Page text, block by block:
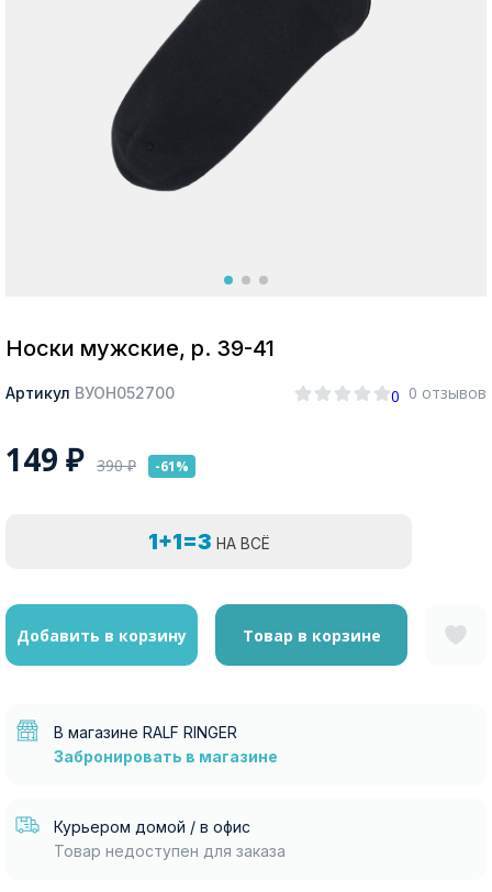
Москва
Носки мужские, р. 39-41
Артикул ВУОН052700 0 0 отзывов
149 ₽ 390₽ -61%
1+1=3 НА ВСЁ
Добавить в корзину Товар в корзине
В магазине RALF RINGER
Забронировать в магазине
Курьером домой / в офис
Товар недоступен для заказа